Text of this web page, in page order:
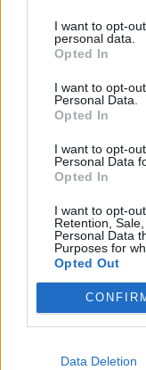
I want to opt-
personal data.
Opted In
I want to opt-
Personal Data.
Opted In
I want to opt-
Personal Data
Opted In
I want to opt-
Retention,
Personal Data
Purposes for
Opted Out
Data Deletion
azonban 7,000 Ft-
kurzusa, mely
KEDVES
A keresett cikk
tartozik,
regisztrációhoz
Az előfizetés a
Portfolio.hu
Kötéslisták:
kötéslistái